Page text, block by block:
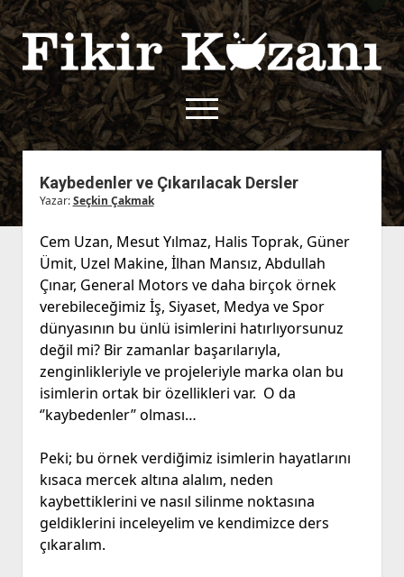
Fikir
Kazanı
menüyü
aç
twitterfacebook
rss
aç
Kullanım Koşulları
Gizlilik Politikası
Çerez Politikası
İletişim
Kurallar
Başvuru
Kaybedenler ve Çıkarılacak Dersler
Yazar:Seçkin Çakmak
Cem Uzan, Mesut Yılmaz, Halis Toprak, Güner
Ümit, Uzel Makine, İlhan Mansız, Abdullah
Çınar, General Motors ve daha birçok örnek
verebileceğimiz İş, Siyaset, Medya ve Spor
dünyasının bu ünlü isimlerini hatırlıyorsunuz
değil mi? Bir zamanlar başarılarıyla,
zenginlikleriyle ve projeleriyle marka olan bu
isimlerin ortak bir özellikleri var. O da
‘’kaybedenler’’ olması…
Peki; bu örnek verdiğimiz isimlerin hayatlarını
kısaca mercek altına alalım, neden
kaybettiklerini ve nasıl silinme noktasına
geldiklerini inceleyelim ve kendimizce ders
çıkaralım.